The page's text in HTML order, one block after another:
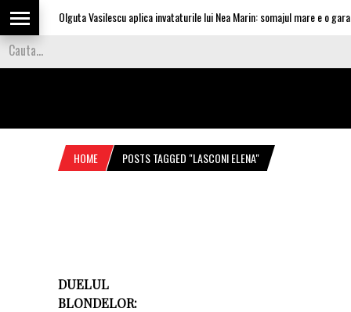
Olguta Vasilescu aplica invataturile lui Nea Marin: somajul mare e o
HOME POSTS TAGGED "LASCONI ELENA"
DUELUL
BLONDELOR: